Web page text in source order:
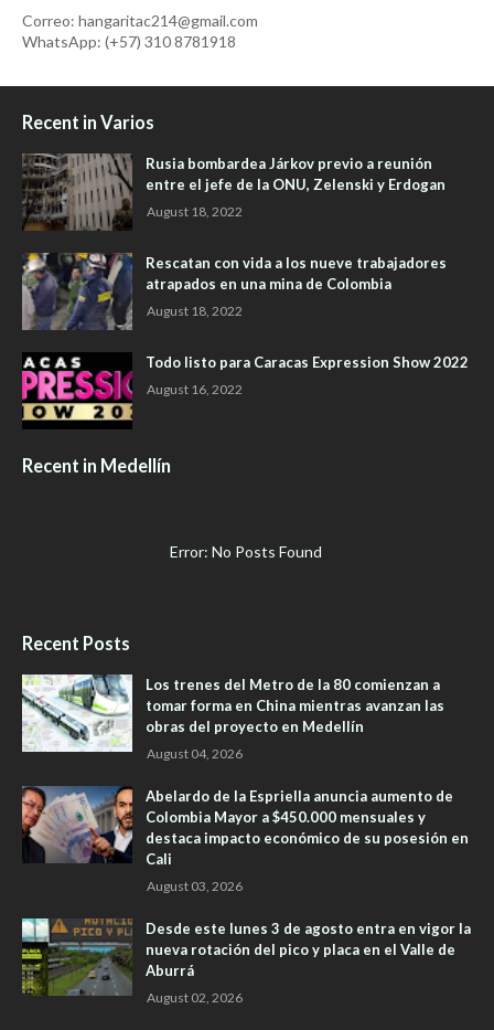
Correo: hangaritac214@gmail.com
WhatsApp: (+57) 310 8781918
Recent in Varios
Rusia bombardea Járkov previo a reunión
entre el jefe de la ONU, Zelenski y Erdogan
August 18, 2022
Rescatan con vida a los nueve trabajadores
atrapados en una mina de Colombia
August 18, 2022
Todo listo para Caracas Expression Show 2022
August 16, 2022
Recent in Medellín
Error: No Posts Found
Recent Posts
Los trenes del Metro de la 80 comienzan a
tomar forma en China mientras avanzan las
obras del proyecto en Medellín
August 04, 2026
Abelardo de la Espriella anuncia aumento de
Colombia Mayor a $450.000 mensuales y
destaca impacto económico de su posesión en
Cali
August 03, 2026
Desde este lunes 3 de agosto entra en vigor la
nueva rotación del pico y placa en el Valle de
Aburrá
August 02, 2026